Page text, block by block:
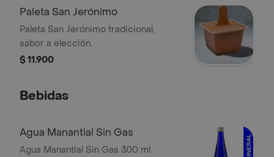
Paleta San Jerónimo
Paleta San Jerónimo tradicional,
sabor a elección.
$ 11.900
Bebidas
Agua Manantial Sin Gas
Agua Manantial Sin Gas 300 ml